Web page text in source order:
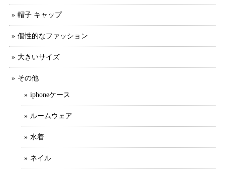
帽子 キャップ
個性的なファッション
大きいサイズ
その他
iphoneケース
ルームウェア
水着
ネイル